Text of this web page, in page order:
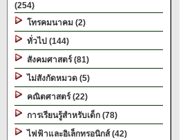
(254)
โทรคมนาคม (2)
ทั่วไป (144)
สังคมศาสตร์ (81)
ไม่สังกัดหมวด (5)
คณิตศาสตร์ (22)
การเรียนรู้สำหรับเด็ก (78)
ไฟฟ้าและอิเล็กทรอนิกส์ (42)